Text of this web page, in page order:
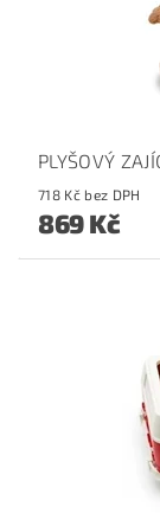
PLYŠOVÝ
718 Kč bez DPH
869 Kč